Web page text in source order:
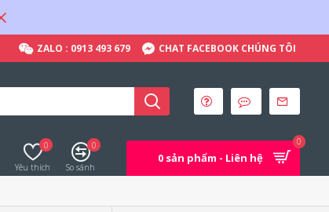
ZALO : 0913 493 679 CHAT FACEBOOK CHÚNG TÔI
Yêu thích
0
So sánh
0
0 sản phẩm - Liên hệ
0